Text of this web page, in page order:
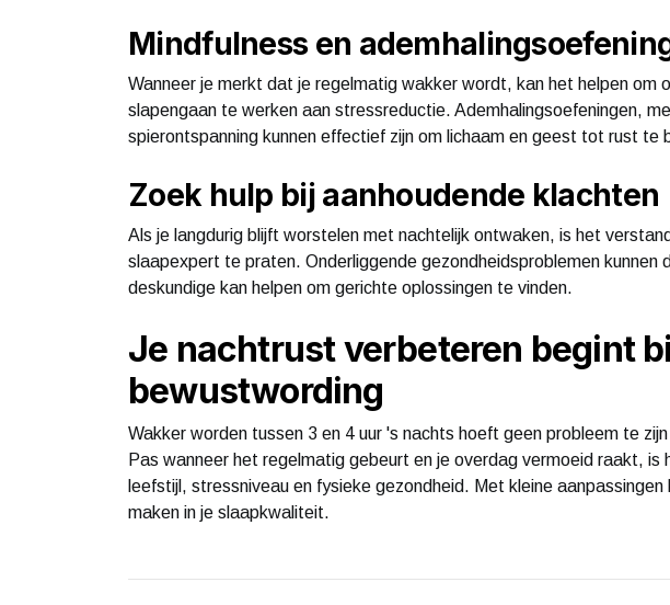
Mindfulness en
Wanneer je merkt dat je regelmatig wakker wordt, kan het helpen om
slapengaan te werken aan stressreductie. Ademhalingsoefeningen,
spierontspanning kunnen effectief zijn om lichaam en geest tot rust te
Zoek hulp bij aanhoudende klachten
Als je langdurig blijft worstelen met nachtelijk ontwaken, is het
slaapexpert te praten. Onderliggende gezondheidsproblemen kunnen
deskundige kan helpen om gerichte oplossingen te vinden.
Je nachtrust verbeteren begint
bewustwording
Wakker worden tussen 3 en 4 uur 's nachts hoeft geen probleem te
Pas wanneer het regelmatig gebeurt en je overdag vermoeid raakt, is
leefstijl, stressniveau en fysieke gezondheid. Met kleine aanpassingen
maken in je slaapkwaliteit.